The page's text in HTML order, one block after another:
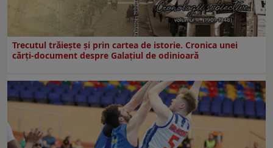
Trecutul trăiește și prin cartea de istorie. Cronica unei
cărți-document despre Galațiul de odinioară